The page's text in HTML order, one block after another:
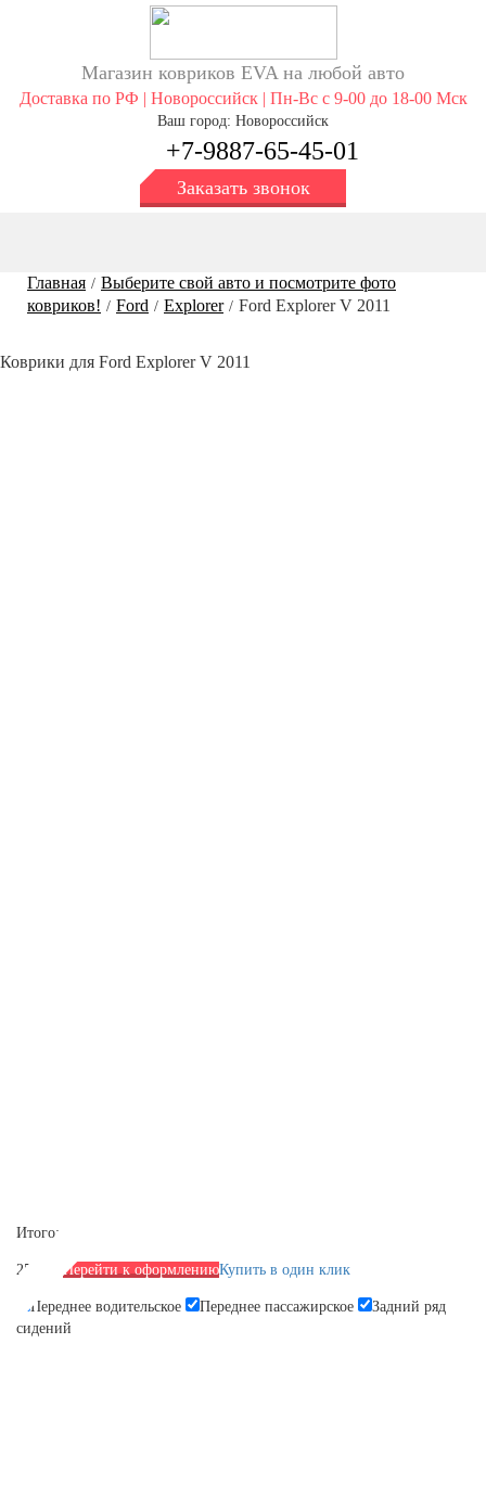
Магазин ковриков EVA ​на любой авто
Доставка по РФ | Новороссийск | Пн-Вс с 9-00 до 18-00 Мск
Ваш город: Новороссийск
+7-9887-65-45-01
Заказать звонок
Главная / Выберите свой авто и посмотрите фото
ковриков! / Ford / Explorer / Ford Explorer V 2011
Коврики для Ford Explorer V 2011
Итого:
2590 р. Перейти к оформлениюКупить в один клик
Переднее водительское Переднее пассажирское
Задний ряд
сидений